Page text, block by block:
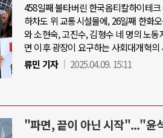
458일째 불타버린 한국옵티칼하이테
하차도 위 교통시설물에, 26일째 한화
와 소현숙, 고진수, 김형수 네 명의 노
면 이후 광장이 요구하는 사회대개혁의
류민 기자
2025.04.09. 15:11
"파면, 끝이 아닌 시작"..."윤
호르무즈 갈등 격화, 트럼프 정치·경제 ..
호르무즈 해협 통행료를 철회한 트럼프
이란, 호르무즈 해협 봉쇄 선택한 배경
트럼프, 이란 압박수단 한계 직면